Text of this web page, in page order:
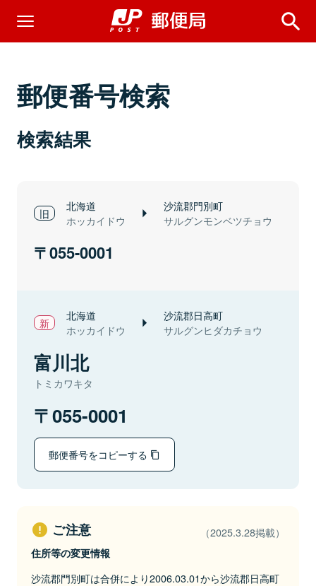
郵便番号検索
検索結果
北海道
ホッカイドウ
沙流郡門別町
サルグンモンベツチョウ
055-0001
北海道
ホッカイドウ
沙流郡日高町
サルグンヒダカチョウ
富川北
トミカワキタ
055-0001
郵便番号をコピーする
ご注意 （2025.3.28掲載）
住所等の変更情報
沙流郡門別町は合併により2006.03.01から沙流郡日高町